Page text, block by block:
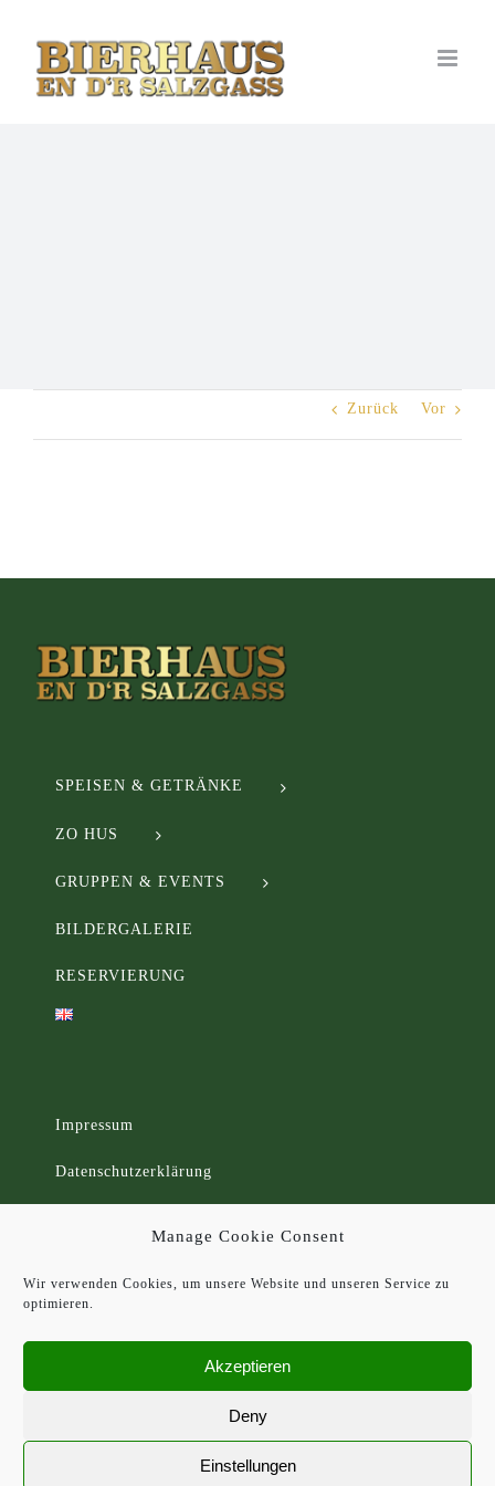
Manage Cookie Consent
Wir verwenden Cookies, um unsere Website und unseren Service zu
optimieren.
Akzeptieren
Deny
Einstellungen
Inhalt
springen
Zurück Vor
SPEISEN & GETRÄNKE
ZO HUS
GRUPPEN & EVENTS
BILDERGALERIE
RESERVIERUNG
Impressum
Datenschutzerklärung